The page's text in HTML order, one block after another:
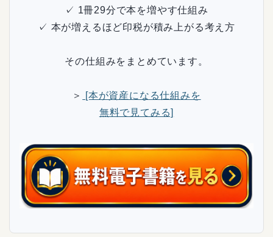
✓ 1冊29分で本を増やす仕組み
✓ 本が増えるほど印税が積み上がる考え方
その仕組みをまとめています。
＞
[本が資産になる仕組みを
無料で見てみる]